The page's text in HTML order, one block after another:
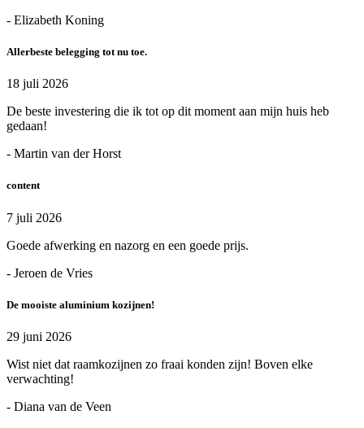
- Elizabeth Koning
Allerbeste belegging tot nu toe.
18 juli 2026
De beste investering die ik tot op dit moment aan mijn huis heb
gedaan!
- Martin van der Horst
content
7 juli 2026
Goede afwerking en nazorg en een goede prijs.
- Jeroen de Vries
De mooiste aluminium kozijnen!
29 juni 2026
Wist niet dat raamkozijnen zo fraai konden zijn! Boven elke
verwachting!
- Diana van de Veen